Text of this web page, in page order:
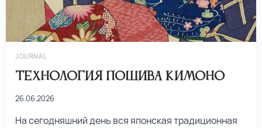
JOURNAL
Технология пошива кимоно
26.06.2026
На сегодняшний день вся японская традиционная